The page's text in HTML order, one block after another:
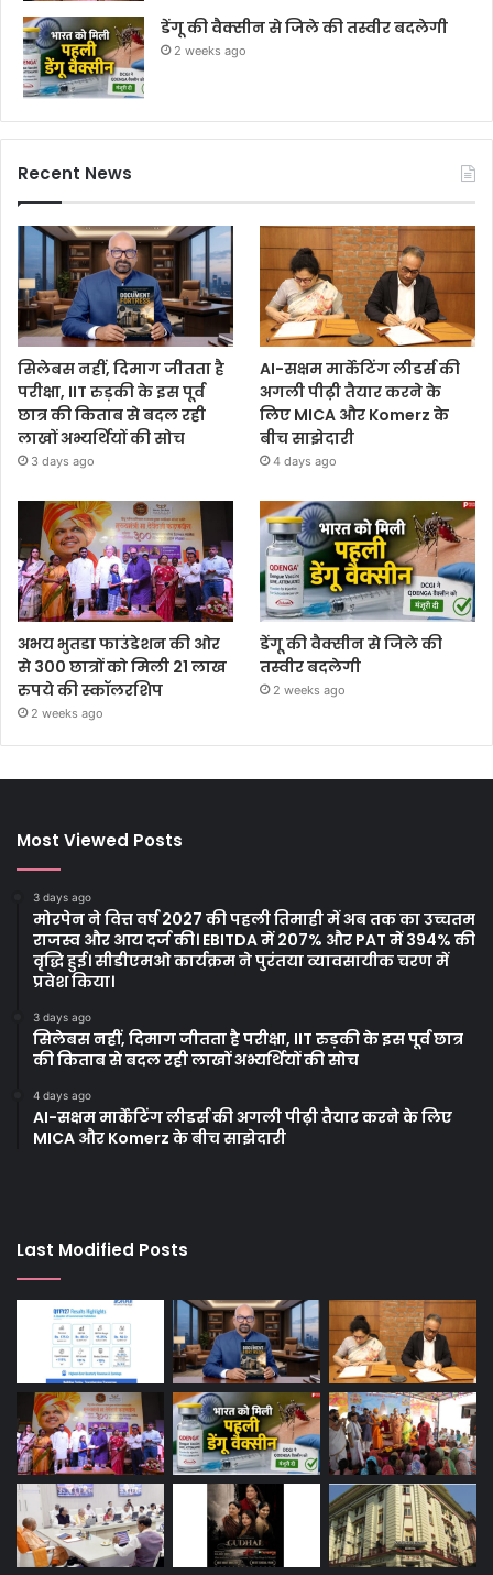
डेंगू की वैक्सीन से जिले की तस्वीर बदलेगी
2 weeks ago
Recent News
सिलेबस नहीं, दिमाग जीतता है
परीक्षा, IIT रुड़की के इस पूर्व
छात्र की किताब से बदल रही
लाखों अभ्यर्थियों की सोच
3 days ago
AI-सक्षम मार्केटिंग लीडर्स की
अगली पीढ़ी तैयार करने के
लिए MICA और Komerz के
बीच साझेदारी
4 days ago
अभय भुतडा फाउंडेशन की ओर
से 300 छात्रों को मिली 21 लाख
रुपये की स्कॉलरशिप
2 weeks ago
डेंगू की वैक्सीन से जिले की
तस्वीर बदलेगी
2 weeks ago
Most Viewed Posts
3 days ago
मोरपेन ने वित्त वर्ष 2027 की पहली तिमाही में अब तक का उच्चतम
राजस्व और आय दर्ज की। EBITDA में 207% और PAT में 394% की
वृद्धि हुई। सीडीएमओ कार्यक्रम ने पुरंतया व्यावसायीक चरण में
प्रवेश किया।
3 days ago
सिलेबस नहीं, दिमाग जीतता है परीक्षा, IIT रुड़की के इस पूर्व छात्र
की किताब से बदल रही लाखों अभ्यर्थियों की सोच
4 days ago
AI-सक्षम मार्केटिंग लीडर्स की अगली पीढ़ी तैयार करने के लिए
MICA और Komerz के बीच साझेदारी
Last Modified Posts